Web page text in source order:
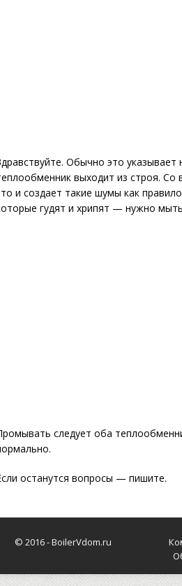
Обычно это
выходит из строя.
и создает такие шумы как
гудят и хрипят — нужно
следует оба
останутся вопросы — пишите.
© 2016 -BoilerVdom.ru